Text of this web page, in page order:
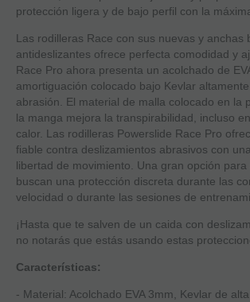
protección ligera y de bajo perfil con la
Las rodilleras Race con sus nuevas y anchas
antideslizantes ofrece perfecta comodidad y
Race Pro ahora presenta un acolchado de
amortiguación colocado bajo Kevlar
abrasión. El material de malla colocado en la
la manga mejora la transpirabilidad, incluso
calor. Las rodilleras Powerslide Race Pro
fiable contra deslizamientos abrasivos con
libertad de movimiento. Una gran opción para
buscan una protección discreta durante las
velocidad o durante las sesiones de
¡Hasta que te salven de un caida con
no notarás que estás usando estas
Características:
- Material: Acolchado EVA 3mm, Kevlar de